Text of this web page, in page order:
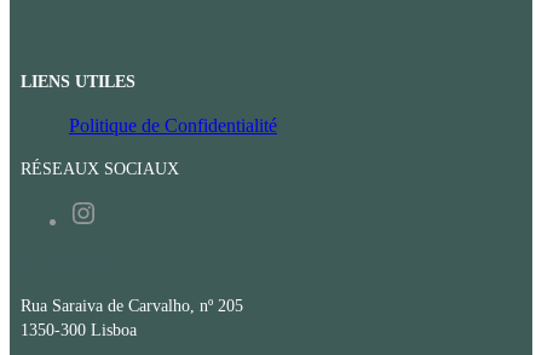
LIENS UTILES
Politique de Confidentialité
RÉSEAUX SOCIAUX
Rua Saraiva de Carvalho, nº 205
1350-300 Lisboa